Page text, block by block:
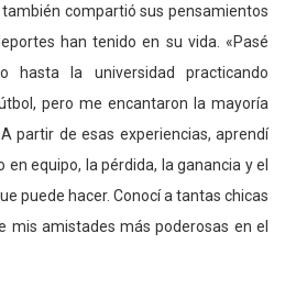
también compartió sus pensamientos
han tenido en su vida. «Pasé
la universidad practicando
​​pero me encantaron la mayoría
partir de esas experiencias, aprendí
equipo, la pérdida, la ganancia y el
puede hacer. Conocí a tantas chicas
mis amistades más poderosas en el